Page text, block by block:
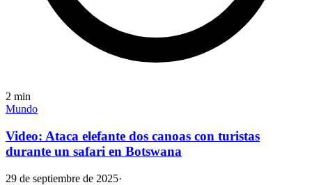
2 min
Mundo
Video: Ataca elefante dos canoas con turistas
durante un safari en Botswana
29 de septiembre de 2025·